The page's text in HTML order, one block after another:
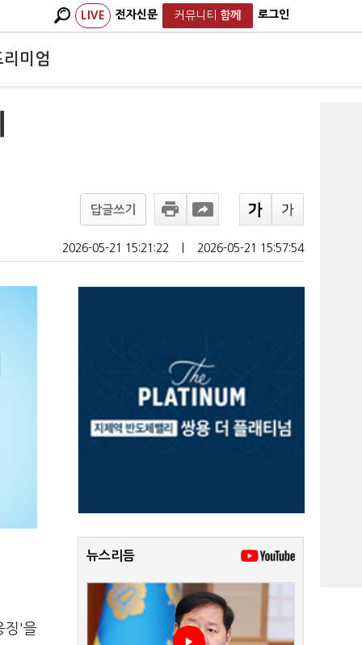
LIVE 전자신문 커뮤니티 함께 로그인
리미엄
답글쓰기
2026-05-21 15:21:22 2026-05-21 15:57:54
징'을
뉴스리듬